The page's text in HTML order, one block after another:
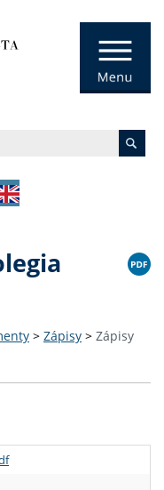
> Zápisy > Zápisy